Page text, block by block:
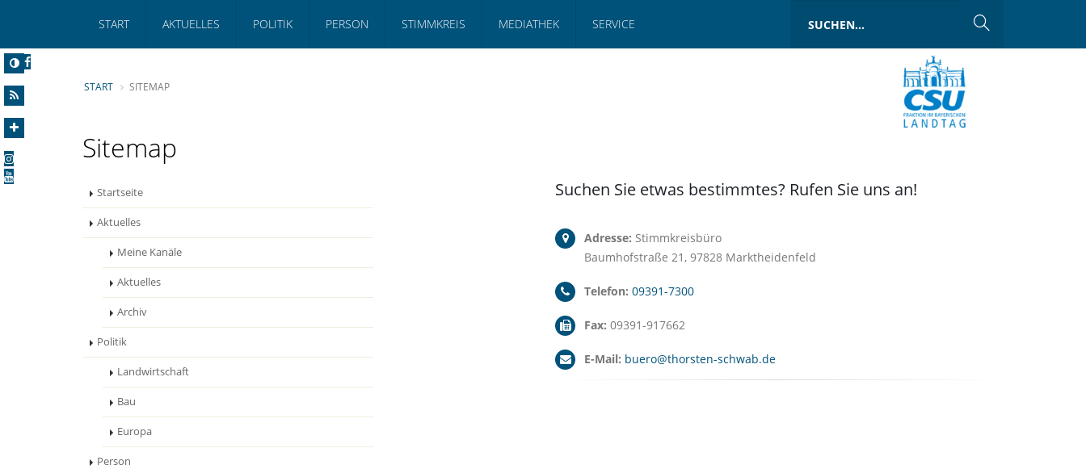
START AKTUELLES POLITIK PERSON STIMMKREIS MEDIATHEK SERVICE
START SITEMAP
Sitemap
Startseite
Aktuelles
Meine Kanäle
Aktuelles
Archiv
Politik
Landwirtschaft
Bau
Europa
Person
Suchen Sie etwas bestimmtes? Rufen Sie uns an!
Adresse: Stimmkreisbüro
Baumhofstraße 21, 97828 Marktheidenfeld
Telefon: 09391-7300
Fax: 09391-917662
E-Mail: buero@thorsten-schwab.de